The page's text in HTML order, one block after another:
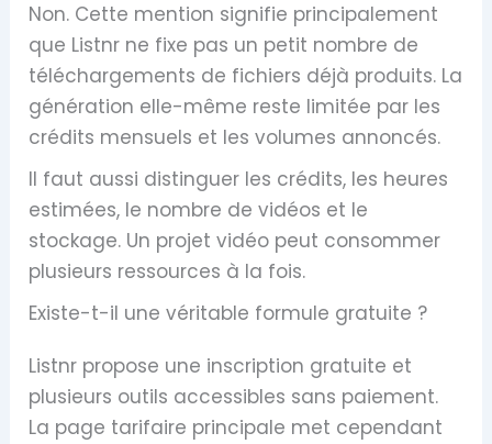
Non. Cette mention signifie principalement
que Listnr ne fixe pas un petit nombre de
téléchargements de fichiers déjà produits. La
génération elle-même reste limitée par les
crédits mensuels et les volumes annoncés.
Il faut aussi distinguer les crédits, les heures
estimées, le nombre de vidéos et le
stockage. Un projet vidéo peut consommer
plusieurs ressources à la fois.
Existe-t-il une véritable formule gratuite ?
Listnr propose une inscription gratuite et
plusieurs outils accessibles sans paiement.
La page tarifaire principale met cependant